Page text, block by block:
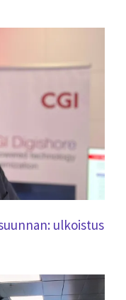
ulkoistus